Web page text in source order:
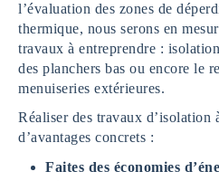
l’évaluation des zones de
thermique, nous serons en
travaux à entreprendre :
des planchers bas ou encore le
menuiseries extérieures.
Réaliser des travaux
d’avantages concrets :
Faites des économies